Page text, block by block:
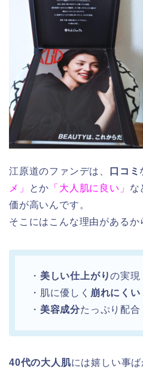
江原道のファンデは、 口コミ
メ」
とか 「大人肌に良い」 な
価が高いんです。
そこにはこんな理由があるか
・ 美しい仕上がりの実現
・肌に優しく 崩れにくい
・ 美容成分たっぷり配合
40代の大人肌には嬉しい事ば